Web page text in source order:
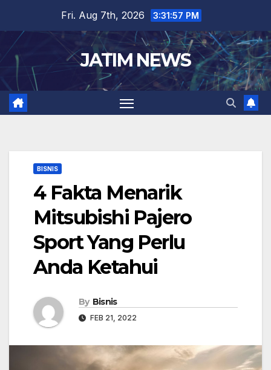
content
Fri. Aug 7th, 2026 3:31:58 PM
JATIM NEWS
BISNIS
4 Fakta Menarik
Mitsubishi Pajero
Sport Yang Perlu
Anda Ketahui
By Bisnis
FEB 21, 2022